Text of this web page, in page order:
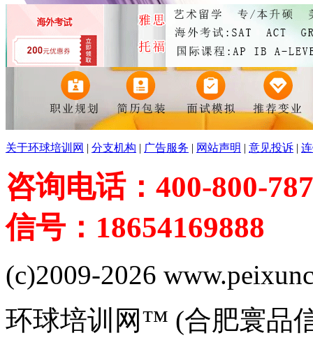
关于环球培训网 | 分支机构 | 广告服务 | 网站声明 | 意见投诉 |
咨询电话：400-800-
信号：18654169888
(c)2009-2026
环球培训网™ (合肥寰品